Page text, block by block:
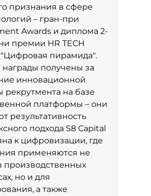
признания в сфере
– гран-при
Awards и диплома 2-
премии HR TECH
"Цифровая пирамида".
получены за
инновационной
рекрутмента на базе
платформы – они
результативность
подхода S8 Capital
к цифровизации, где
применяются не
производственных
но и для
а также